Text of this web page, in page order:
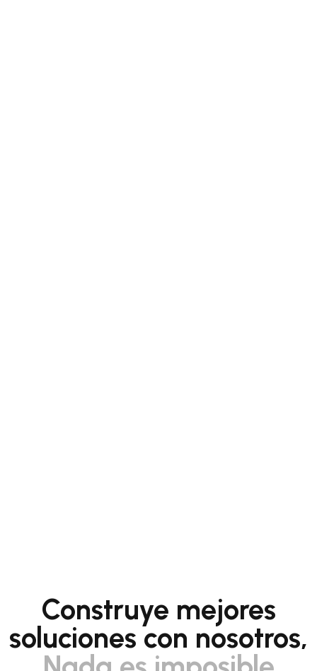
Construye mejores
soluciones con nosotros,